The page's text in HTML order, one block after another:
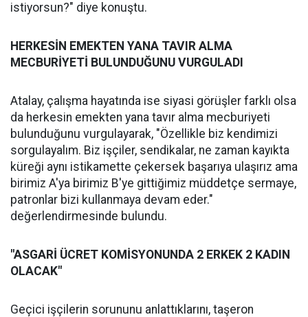
istiyorsun?" diye konuştu.
HERKESİN EMEKTEN YANA TAVIR ALMA
MECBURİYETİ BULUNDUĞUNU VURGULADI
Atalay, çalışma hayatında ise siyasi görüşler farklı olsa
da herkesin emekten yana tavır alma mecburiyeti
bulunduğunu vurgulayarak, "Özellikle biz kendimizi
sorgulayalım. Biz işçiler, sendikalar, ne zaman kayıkta
küreği aynı istikamette çekersek başarıya ulaşırız ama
birimiz A'ya birimiz B'ye gittiğimiz müddetçe sermaye,
patronlar bizi kullanmaya devam eder."
değerlendirmesinde bulundu.
"ASGARİ ÜCRET KOMİSYONUNDA 2 ERKEK 2 KADIN
OLACAK"
Geçici işçilerin sorununu anlattıklarını, taşeron